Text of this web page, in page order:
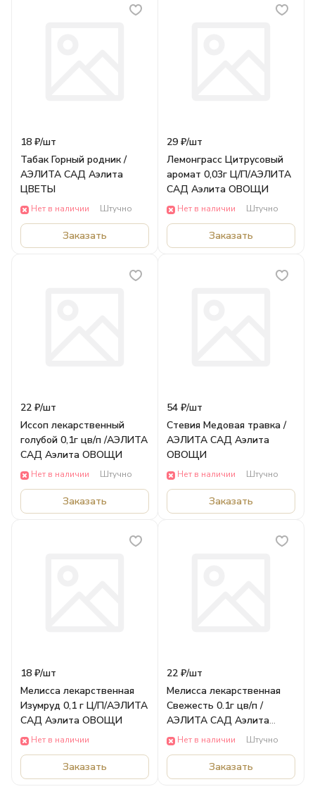
18 ₽/шт
Табак Горный родник /
АЭЛИТА САД Аэлита
ЦВЕТЫ
Нет в наличии Штучно
Заказать
29 ₽/шт
Лемонграсс Цитрусовый
аромат 0,03г Ц/П/АЭЛИТА
САД Аэлита ОВОЩИ
Нет в наличии Штучно
Заказать
22 ₽/шт
Иссоп лекарственный
голубой 0,1г цв/п /АЭЛИТА
САД Аэлита ОВОЩИ
Нет в наличии Штучно
Заказать
54 ₽/шт
Стевия Медовая травка /
АЭЛИТА САД Аэлита
ОВОЩИ
Нет в наличии Штучно
Заказать
18 ₽/шт
Мелисса лекарственная
Изумруд 0,1 г Ц/П/АЭЛИТА
САД Аэлита ОВОЩИ
Нет в наличии
Заказать
22 ₽/шт
Мелисса лекарственная
Свежесть 0.1г цв/п /
АЭЛИТА САД Аэлита
ОВОЩИ
Нет в наличии Штучно
Заказать